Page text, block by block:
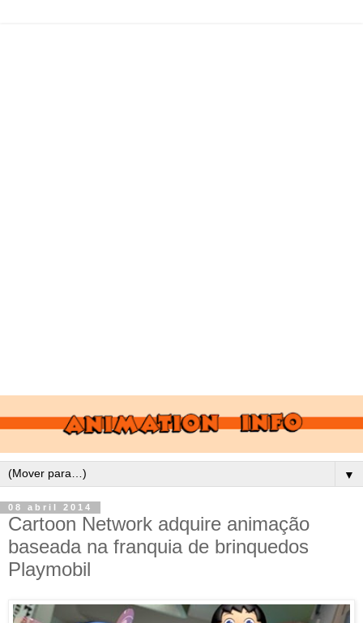
▼
08 abril 2014
Cartoon Network adquire animação
baseada na franquia de brinquedos
Playmobil